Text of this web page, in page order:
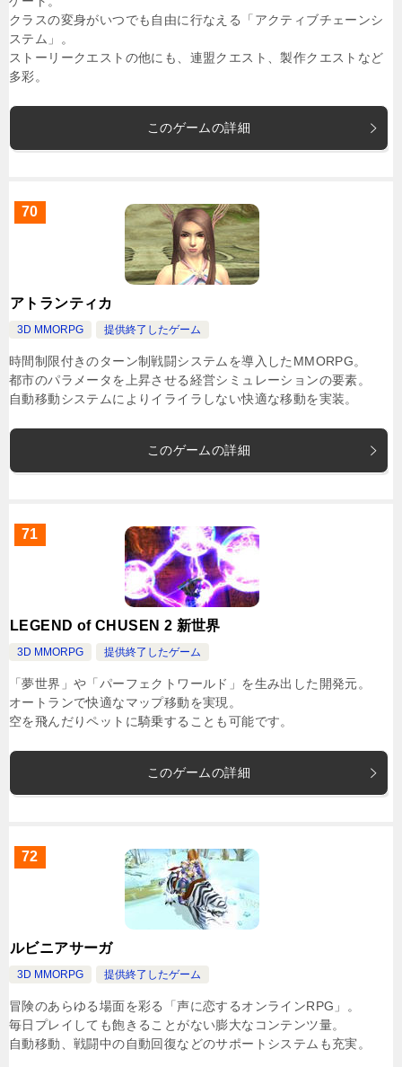
クラスの変身がいつでも自由に行なえる「アクティブチェーンシ
ステム」。
ストーリークエストの他にも、連盟クエスト、製作クエストなど
多彩。
このゲームの詳細
70
アトランティカ
3D MMORPG 提供終了したゲーム
時間制限付きのターン制戦闘システムを導入したMMORPG。
都市のパラメータを上昇させる経営シミュレーションの要素。
自動移動システムによりイライラしない快適な移動を実装。
このゲームの詳細
71
LEGEND of CHUSEN 2 新世界
3D MMORPG 提供終了したゲーム
「夢世界」や「パーフェクトワールド」を生み出した開発元。
オートランで快適なマップ移動を実現。
空を飛んだりペットに騎乗することも可能です。
このゲームの詳細
72
ルビニアサーガ
3D MMORPG 提供終了したゲーム
冒険のあらゆる場面を彩る「声に恋するオンラインRPG」。
毎日プレイしても飽きることがない膨大なコンテンツ量。
自動移動、戦闘中の自動回復などのサポートシステムも充実。